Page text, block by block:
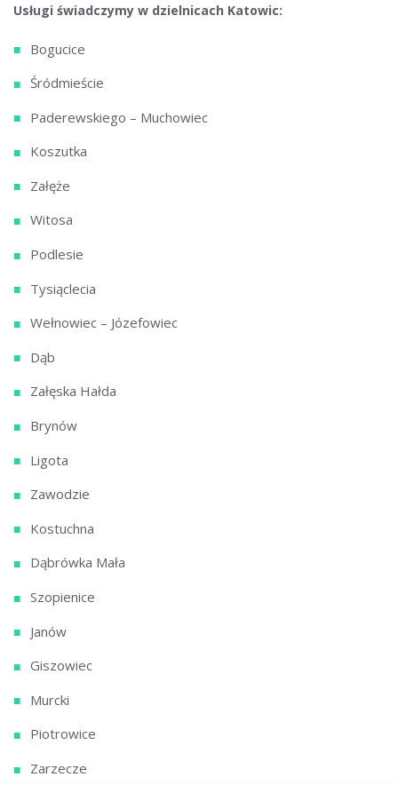
Usługi świadczymy w dzielnicach Katowic:
Bogucice
Śródmieście
Paderewskiego – Muchowiec
Koszutka
Załęże
Witosa
Podlesie
Tysiąclecia
Wełnowiec – Józefowiec
Dąb
Załęska Hałda
Brynów
Ligota
Zawodzie
Kostuchna
Dąbrówka Mała
Szopienice
Janów
Giszowiec
Murcki
Piotrowice
Zarzecze